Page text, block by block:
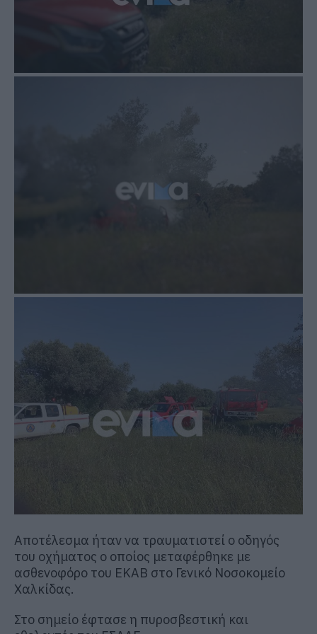
Αποτέλεσμα ήταν να τραυματιστεί ο οδηγός
του οχήματος ο οποίος μεταφέρθηκε με
ασθενοφόρο του ΕΚΑΒ στο Γενικό Νοσοκομείο
Χαλκίδας.
Στο σημείο έφτασε η πυροσβεστική και